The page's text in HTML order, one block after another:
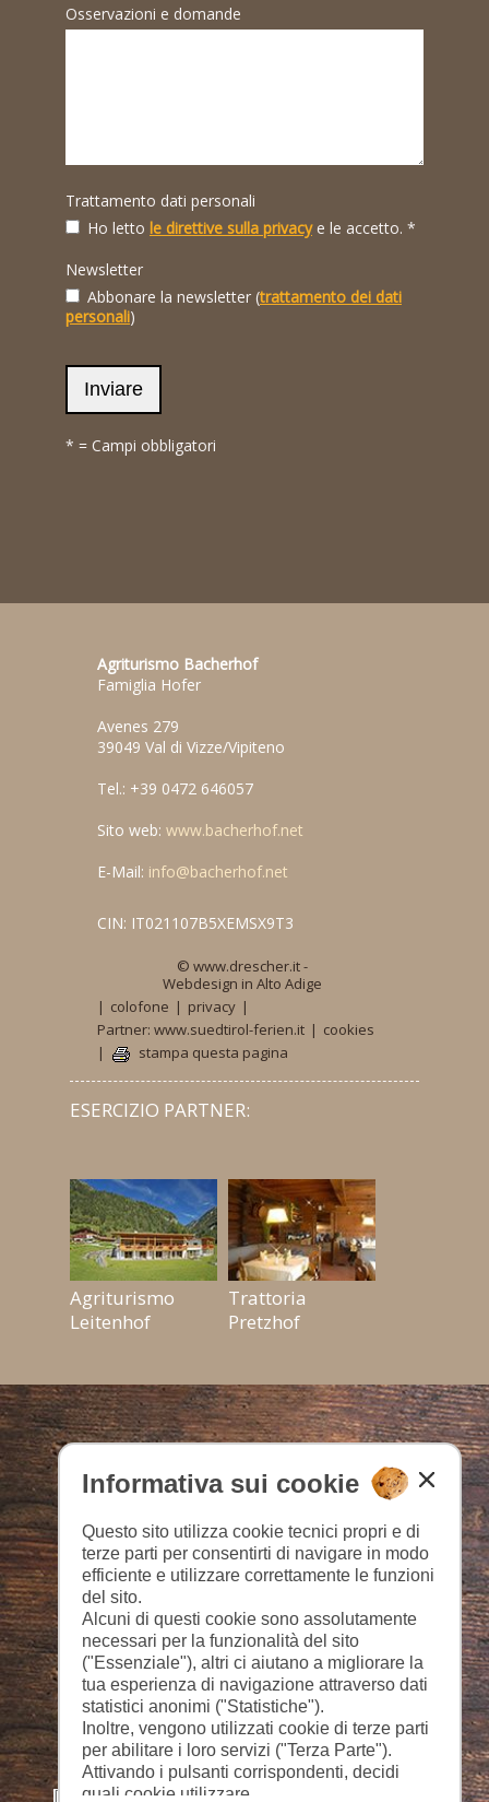
Informativa sui cookie
Questo sito utilizza cookie tecnici propri e di
terze parti per consentirti di navigare in modo
efficiente e utilizzare correttamente le funzioni
del sito.
Alcuni di questi cookie sono assolutamente
necessari per la funzionalità del sito
("Essenziale"), altri ci aiutano a migliorare la
tua esperienza di navigazione attraverso dati
statistici anonimi ("Statistiche").
Inoltre, vengono utilizzati cookie di terze parti
per abilitare i loro servizi ("Terza Parte").
Attivando i pulsanti corrispondenti, decidi
quali cookie utilizzare.
Osservazioni e domande
Trattamento dati personali
Ho letto le direttive sulla privacye le accetto. *
Newsletter
Abbonare la newsletter (trattamento dei dati
personali)
* = Campi obbligatori
Agriturismo Bacherhof
Famiglia Hofer
Avenes 279
39049 Val di Vizze/Vipiteno
Tel.: +39 0472 646057
Sito web: www.bacherhof.net
E-Mail: info@bacherhof.net
CIN: IT021107B5XEMSX9T3
© www.drescher.it -
Webdesign in Alto Adige
| colofone | privacy |
Partner: www.suedtirol-ferien.it | cookies
|
stampa questa pagina
ESERCIZIO PARTNER:
Agriturismo
Leitenhof
Trattoria
Pretzhof